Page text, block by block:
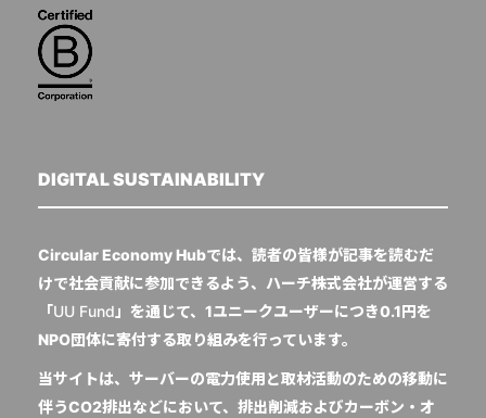
DIGITAL SUSTAINABILITY
Circular Economy Hubでは、読者の皆様が記事を読むだ
けで社会貢献に参加できるよう、ハーチ株式会社が運営する
「UU Fund 」を通じて、1ユニークユーザーにつき0.1円を
NPO団体に寄付する取り組みを行っています。
当サイトは、サーバーの電力使用と取材活動のための移動に
伴うCO2排出などにおいて、排出削減およびカーボン・オ